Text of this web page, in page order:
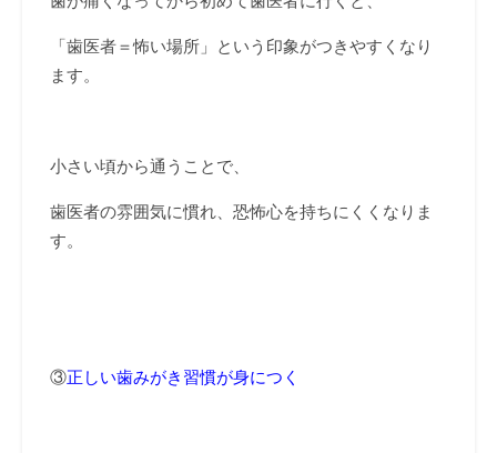
「歯医者＝怖い場所」という印象がつきやすくなり
ます。
小さい頃から通うことで、
歯医者の雰囲気に慣れ、恐怖心を持ちにくくなりま
す。
③正しい歯みがき習慣が身につく